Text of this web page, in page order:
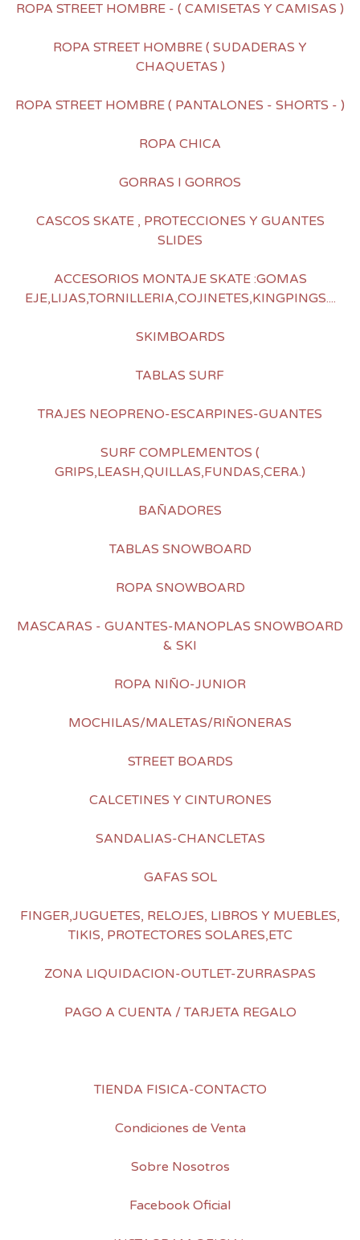
ROPA STREET HOMBRE - ( CAMISETAS Y CAMISAS )
ROPA STREET HOMBRE ( SUDADERAS Y
CHAQUETAS )
ROPA STREET HOMBRE ( PANTALONES - SHORTS - )
ROPA CHICA
GORRAS I GORROS
CASCOS SKATE , PROTECCIONES Y GUANTES
SLIDES
ACCESORIOS MONTAJE SKATE :GOMAS
EJE,LIJAS,TORNILLERIA,COJINETES,KINGPINGS....
SKIMBOARDS
TABLAS SURF
TRAJES NEOPRENO-ESCARPINES-GUANTES
SURF COMPLEMENTOS (
GRIPS,LEASH,QUILLAS,FUNDAS,CERA.)
BAÑADORES
TABLAS SNOWBOARD
ROPA SNOWBOARD
MASCARAS - GUANTES-MANOPLAS SNOWBOARD
& SKI
ROPA NIÑO-JUNIOR
MOCHILAS/MALETAS/RIÑONERAS
STREET BOARDS
CALCETINES Y CINTURONES
SANDALIAS-CHANCLETAS
GAFAS SOL
FINGER,JUGUETES, RELOJES, LIBROS Y MUEBLES,
TIKIS, PROTECTORES SOLARES,ETC
ZONA LIQUIDACION-OUTLET-ZURRASPAS
PAGO A CUENTA / TARJETA REGALO
TIENDA FISICA-CONTACTO
Condiciones de Venta
Sobre Nosotros
Facebook Oficial